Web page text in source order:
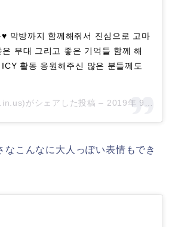
♥️ 막방까지 함께해줘서 진심으로 고마
은 무대 그리고 좋은 기억들 함께 해
활동 응원해주신 많은 분들께도
がシェアした投稿 – 2019年 9月月3日午前6時23分PDT
なこんなに大人っぽい表情もでき